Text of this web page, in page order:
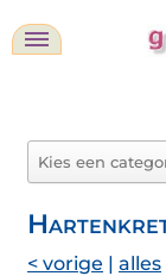
< vorige | alles